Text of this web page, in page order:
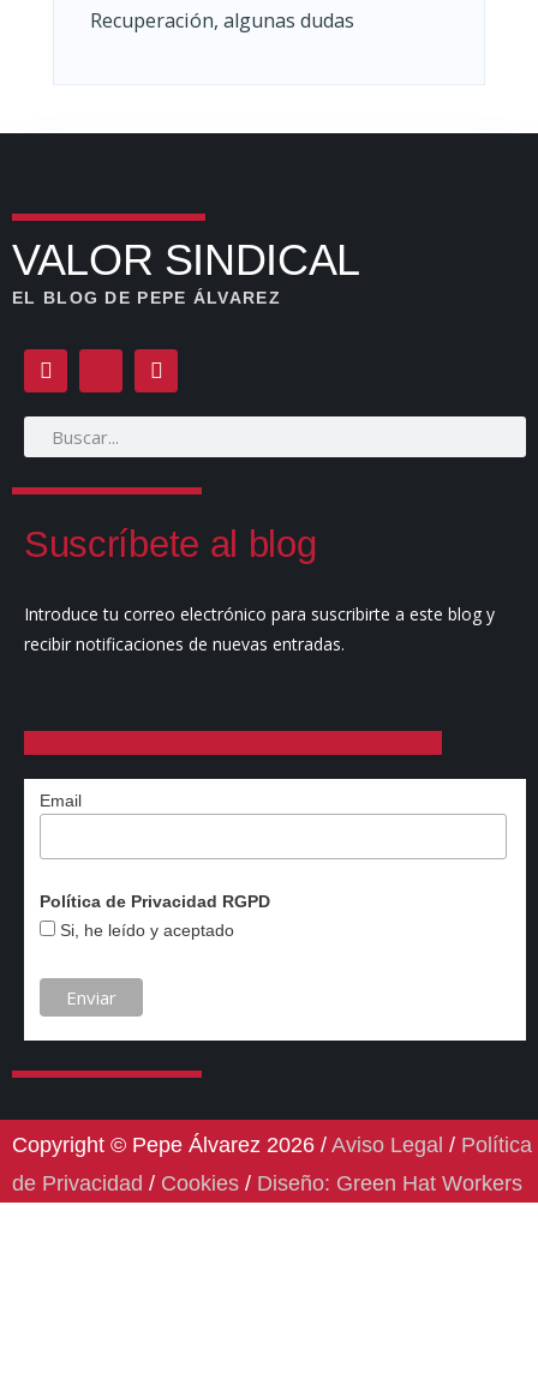
Recuperación, algunas dudas
VALOR SINDICAL
EL BLOG DE PEPE ÁLVAREZ
Suscríbete al blog
Introduce tu correo electrónico para suscribirte a este blog y
recibir notificaciones de nuevas entradas.
Email
Política de Privacidad RGPD
Si, he leído y aceptado
Copyright © Pepe Álvarez 2026 / Aviso Legal / Política
de Privacidad / Cookies / Diseño: Green Hat Workers